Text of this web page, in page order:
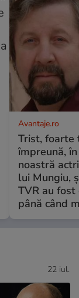
Avantaje.ro
Trist, foarte
împreună,
noastră
lui Mungiu,
TVR au
până când
22 iul.